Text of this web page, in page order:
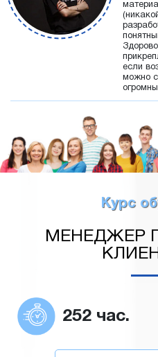
если
можно
Курс
МЕНЕДЖЕР
252 час.